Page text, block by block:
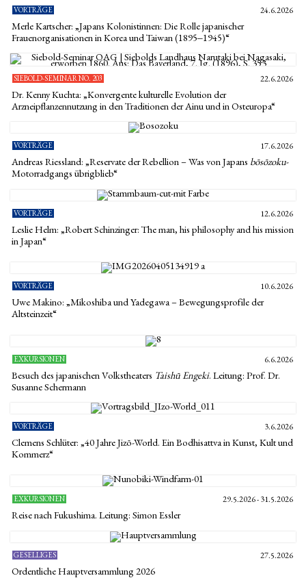
VORTRÄGE 24.6.2026
Merle Kartscher: „Japans Kolonistinnen: Die Rolle japanischer
Frauenorganisationen in Korea und Taiwan (1895‒1945)“
SIEBOLD-SEMINAR NO. 203 22.6.2026
Dr. Kenny Kuchta: „Konvergente kulturelle Evolution der
Arzneipflanzennutzung in den Traditionen der Ainu und in Osteuropa“
VORTRÄGE 17.6.2026
Andreas Riessland: „Reservate der Rebellion – Was von Japans bōsōzoku-
Motorradgangs übrigblieb“
VORTRÄGE 12.6.2026
Leslie Helm: „Robert Schinzinger: The man, his philosophy and his mission
in Japan“
VORTRÄGE 10.6.2026
Uwe Makino: „Mikoshiba und Yadegawa – Bewegungsprofile der
Altsteinzeit“
EXKURSIONEN 6.6.2026
Besuch des japanischen Volkstheaters Taishū Engeki. Leitung: Prof. Dr.
Susanne Schermann
VORTRÄGE 3.6.2026
Clemens Schlüter: „40 Jahre Jizō-World. Ein Bodhisattva in Kunst, Kult und
Kommerz“
EXKURSIONEN 29.5.2026 - 31.5.2026
Reise nach Fukushima. Leitung: Simon Essler
GESELLIGES 27.5.2026
Ordentliche Hauptversammlung 2026